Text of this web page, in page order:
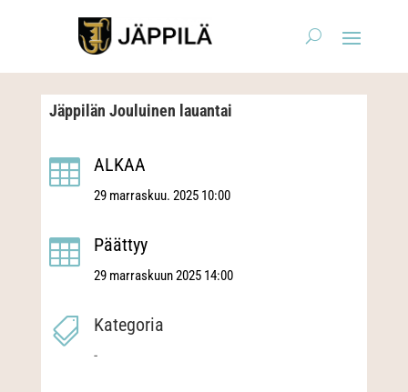
Jäppilän Jouluinen lauantai
 ALKAA
29 marraskuu. 2025 10:00
 Päättyy
29 marraskuun 2025 14:00
 Kategoria
-